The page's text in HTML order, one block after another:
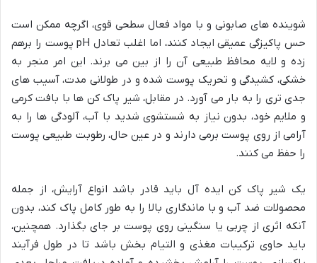
شوینده های صابونی و با مواد فعال سطحی قوی، اگرچه ممکن است
حس پاکیزگی عمیقی ایجاد کنند، اما اغلب تعادل pH پوست را برهم
زده و لایه محافظ طبیعی آن را از بین می برند. این امر منجر به
خشکی، کشیدگی و تحریک پوست شده و در طولانی مدت، آسیب های
جدی تری را به بار می آورد. در مقابل، شیر پاک کن ها با بافت کرمی
و ملایم خود، بدون نیاز به شستشوی شدید با آب، آلودگی ها را به
آرامی از روی پوست برمی دارند و در عین حال، رطوبت طبیعی پوست
را حفظ می کنند.
یک شیر پاک کن ایده آل باید قادر باشد انواع آرایش، از جمله
محصولات ضد آب و با ماندگاری بالا را به طور کامل پاک کند، بدون
آنکه اثری از چربی یا سنگینی روی پوست بر جای بگذارد. همچنین،
باید حاوی ترکیبات مغذی و التیام بخش باشد تا در طول فرآیند